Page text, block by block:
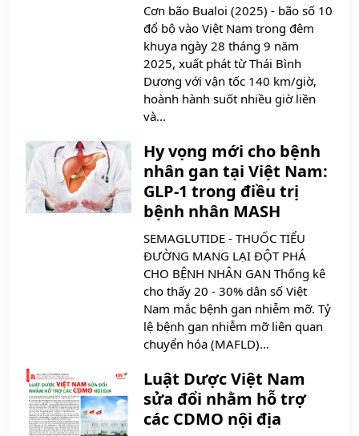
Cơn bão Bualoi (2025) - bão số 10
đổ bộ vào Việt Nam trong đêm
khuya ngày 28 tháng 9 năm
2025, xuất phát từ Thái Bình
Dương với vận tốc 140 km/giờ,
hoành hành suốt nhiều giờ liền
và...
Hy vọng mới cho bệnh
nhân gan tại Việt Nam:
GLP-1 trong điều trị
bệnh nhân MASH
SEMAGLUTIDE - THUỐC TIỂU
ĐƯỜNG MANG LẠI ĐỘT PHÁ
CHO BỆNH NHÂN GAN Thống kê
cho thấy 20 - 30% dân số Việt
Nam mắc bệnh gan nhiễm mỡ. Tỷ
lệ bệnh gan nhiễm mỡ liên quan
chuyển hóa (MAFLD)...
Luật Dược Việt Nam
sửa đổi nhằm hỗ trợ
các CDMO nội địa